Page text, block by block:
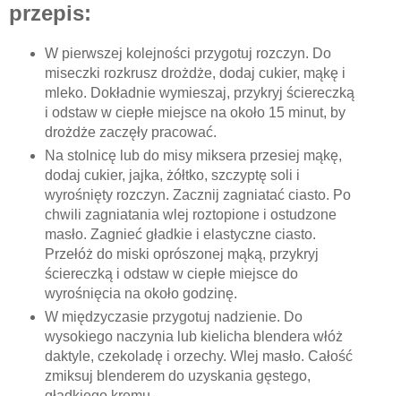
przepis:
W pierwszej kolejności przygotuj rozczyn. Do
miseczki rozkrusz drożdże, dodaj cukier, mąkę i
mleko. Dokładnie wymieszaj, przykryj ściereczką
i odstaw w ciepłe miejsce na około 15 minut, by
drożdże zaczęły pracować.
Na stolnicę lub do misy miksera przesiej mąkę,
dodaj cukier, jajka, żółtko, szczyptę soli i
wyrośnięty rozczyn. Zacznij zagniatać ciasto. Po
chwili zagniatania wlej roztopione i ostudzone
masło. Zagnieć gładkie i elastyczne ciasto.
Przełóż do miski oprószonej mąką, przykryj
ściereczką i odstaw w ciepłe miejsce do
wyrośnięcia na około godzinę.
W międzyczasie przygotuj nadzienie. Do
wysokiego naczynia lub kielicha blendera włóż
daktyle, czekoladę i orzechy. Wlej masło. Całość
zmiksuj blenderem do uzyskania gęstego,